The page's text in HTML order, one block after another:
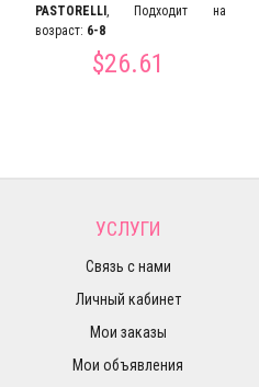
PASTORELLI , Подходит на
возраст: 6-8
$26.61
УСЛУГИ
Связь с нами
Личный кабинет
Мои заказы
Мои объявления